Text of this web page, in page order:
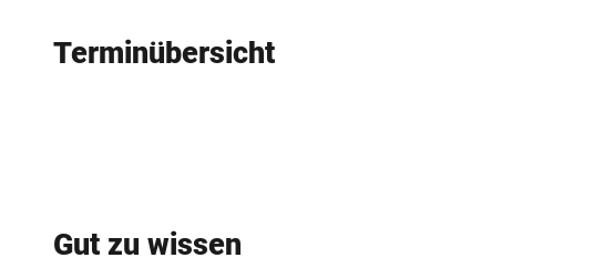
Terminübersicht
Gut zu wissen